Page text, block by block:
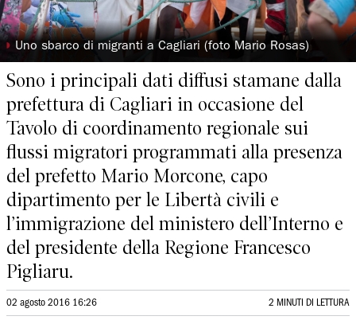
◗ Uno sbarco di migranti a Cagliari (foto Mario Rosas)
Sono i principali dati diffusi stamane dalla
prefettura di Cagliari in occasione del
Tavolo di coordinamento regionale sui
flussi migratori programmati alla presenza
del prefetto Mario Morcone, capo
dipartimento per le Libertà civili e
l’immigrazione del ministero dell’Interno e
del presidente della Regione Francesco
Pigliaru.
02 agosto 2016 16:26 2 MINUTI DI LETTURA